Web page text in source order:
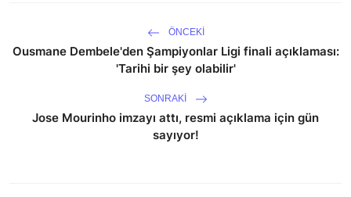
ÖNCEKI
Ousmane Dembele'den Şampiyonlar Ligi finali açıklaması:
'Tarihi bir şey olabilir'
SONRAKI
Jose Mourinho imzayı attı, resmi açıklama için gün
sayıyor!